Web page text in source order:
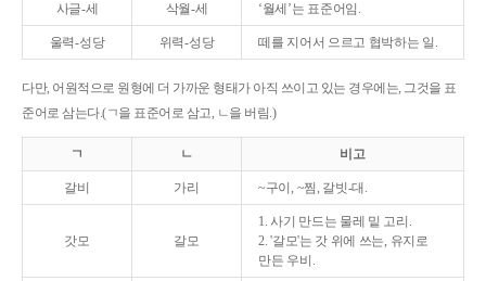
사글-세 삭월-세 ‘월세’는 표준어임.
울력-성당 위력-성당 떼를 지어서 으르고 협박하는 일.
다만, 어원적으로 원형에 더 가까운 형태가 아직 쓰이고 있는 경우에는, 그것을 표
준어로 삼는다.(ㄱ을 표준어로 삼고, ㄴ을 버림.)
ㄱ ㄴ 비고
갈비 가리 ~구이, ~찜, 갈빗-대.
갓모 갈모
1. 사기 만드는 물레 밑 고리.
2. '갈모'는 갓 위에 쓰는, 유지로
만든 우비.